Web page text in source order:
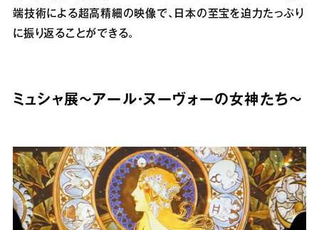
端技術による超高精細の映像で、日本の至宝を迫力たっぷり
に振り返ることができる。
ミュシャ展～アール・ヌーヴォーの女神たち～